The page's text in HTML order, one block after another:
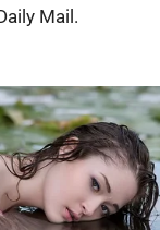
Mail.